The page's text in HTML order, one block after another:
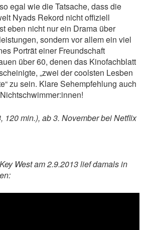
egal wie die Tatsache, dass die
Nyads Rekord nicht offiziell
eben nicht nur ein Drama über
sondern vor allem ein viel
Porträt einer Freundschaft
über 60, denen das Kinofachblatt
„zwei der coolsten Lesben
zu sein. Klare Sehempfehlung auch
120 min.), ab 3. November bei Netflix
West am 2.9.2013 lief damals in